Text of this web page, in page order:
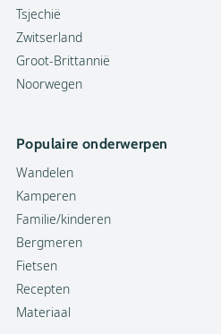
Tsjechië
Zwitserland
Groot-Brittannië
Noorwegen
Populaire onderwerpen
Wandelen
Kamperen
Familie/kinderen
Bergmeren
Fietsen
Recepten
Materiaal